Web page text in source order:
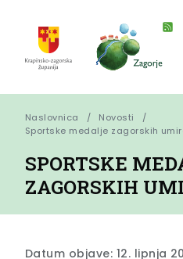
Naslovnica
Novosti
Sportske medalje zagorskih
SPORTSKE
ZAGORSKIH
Datum objave: 12. lipnja